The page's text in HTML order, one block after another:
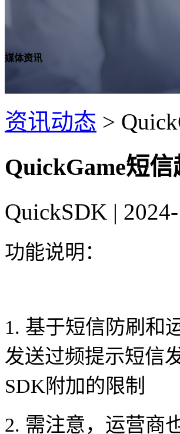
媒体资讯
资讯动态 >
QuickGame短
QuickSDK |
功能说明：
1. 基于短信防刷和
发送过频提示短信
SDK附加的限制
2. 需注意，运营商